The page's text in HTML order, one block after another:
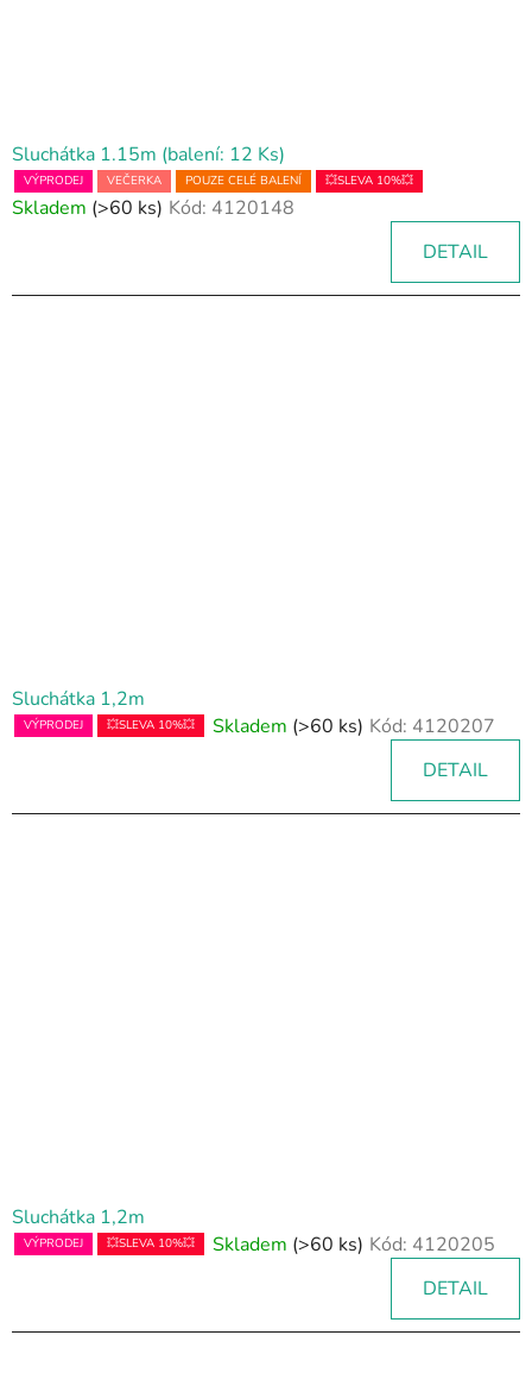
Sluchátka 1.15m (balení: 12 Ks)
VÝPRODEJ VEČERKA POUZE CELÉ BALENÍ 💥SLEVA 10%💥
Skladem (>60 ks) Kód: 4120148
DETAIL
Sluchátka 1,2m
VÝPRODEJ 💥SLEVA 10%💥 Skladem (>60 ks) Kód: 4120207
DETAIL
Sluchátka 1,2m
VÝPRODEJ 💥SLEVA 10%💥 Skladem (>60 ks) Kód: 4120205
DETAIL